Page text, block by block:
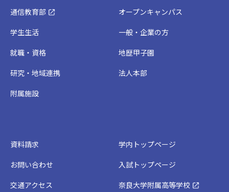
通信教育部
学生生活
就職・資格
研究・地域連携
附属施設
オープンキャンパス
一般・企業の方
地歴甲子園
法人本部
資料請求
お問い合わせ
交通アクセス
学内トップページ
入試トップページ
奈良大学附属高等学校